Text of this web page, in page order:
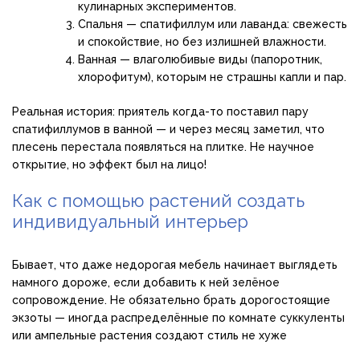
кулинарных экспериментов.
Спальня — спатифиллум или лаванда: свежесть
и спокойствие, но без излишней влажности.
Ванная — влаголюбивые виды (папоротник,
хлорофитум), которым не страшны капли и пар.
Реальная история: приятель когда-то поставил пару
спатифиллумов в ванной — и через месяц заметил, что
плесень перестала появляться на плитке. Не научное
открытие, но эффект был на лицо!
Как с помощью растений создать
индивидуальный интерьер
Бывает, что даже недорогая мебель начинает выглядеть
намного дороже, если добавить к ней зелёное
сопровождение. Не обязательно брать дорогостоящие
экзоты — иногда распределённые по комнате суккуленты
или ампельные растения создают стиль не хуже